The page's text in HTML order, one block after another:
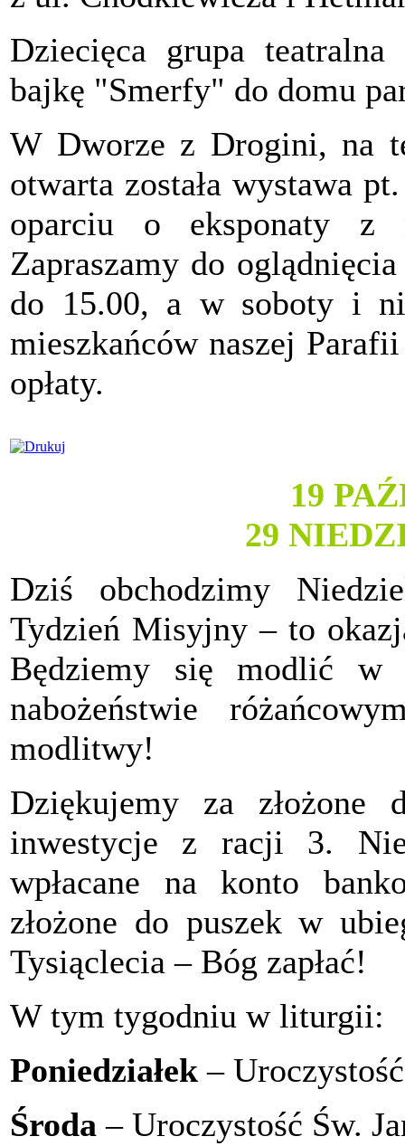
Dziecięca grupa
bajkę "Smerfy" do domu
W Dworze z Drogini, na
otwarta została wystawa
oparciu o eksponaty z
Zapraszamy do
do 15.00, a w soboty i
mieszkańców naszej
opłaty.
19
29
Dziś obchodzimy
Tydzień Misyjny – to
Będziemy się modlić w
nabożeństwie
modlitwy!
Dziękujemy za złożone
inwestycje z racji 3.
wpłacane na konto
złożone do puszek w
Tysiąclecia – Bóg zapłać!
W tym tygodniu w liturgii:
Poniedziałek –
Środa – Uroczystość Św.